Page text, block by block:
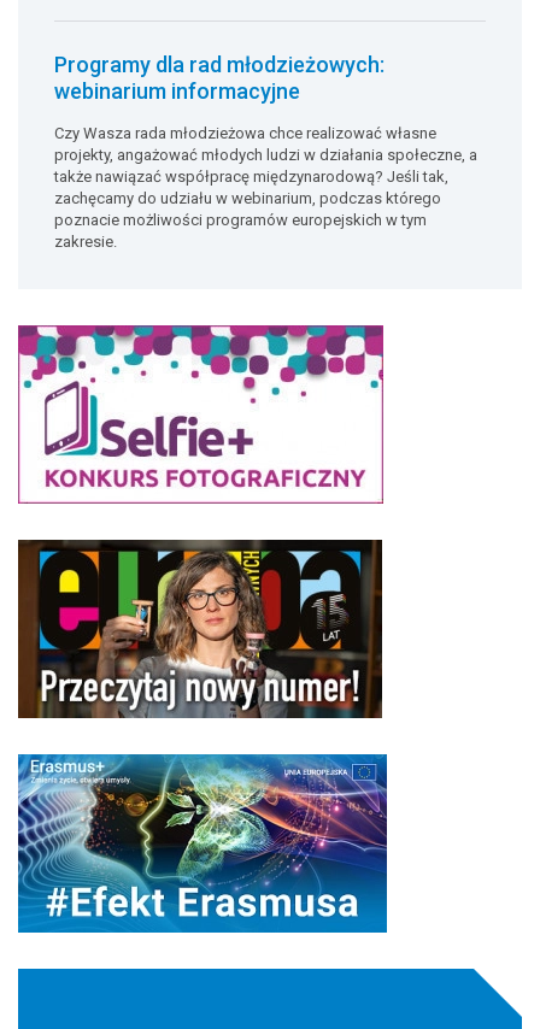
Programy dla rad młodzieżowych:
webinarium informacyjne
Czy Wasza rada młodzieżowa chce realizować własne
projekty, angażować młodych ludzi w działania społeczne, a
także nawiązać współpracę międzynarodową? Jeśli tak,
zachęcamy do udziału w webinarium, podczas którego
poznacie możliwości programów europejskich w tym
zakresie.